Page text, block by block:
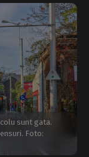
sunt gata.
Foto: